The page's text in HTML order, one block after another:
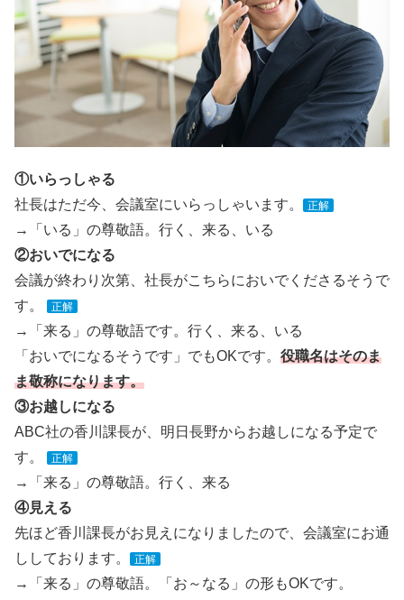
①いらっしゃる
社長はただ今、会議室にいらっしゃいます。
正解
→「いる」の尊敬語。行く、来る、いる
②おいでになる
会議が終わり次第、社長がこちらにおいでくださるそうで
す。
正解
→「来る」の尊敬語です。行く、来る、いる
「おいでになるそうです」でもOKです。 役職名はそのま
ま敬称になります。
③お越しになる
ABC社の香川課長が、明日長野からお越しになる予定で
す。
正解
→「来る」の尊敬語。行く、来る
④見える
先ほど香川課長がお見えになりましたので、会議室にお通
ししております。
正解
→「来る」の尊敬語。「お～なる」の形もOKです。